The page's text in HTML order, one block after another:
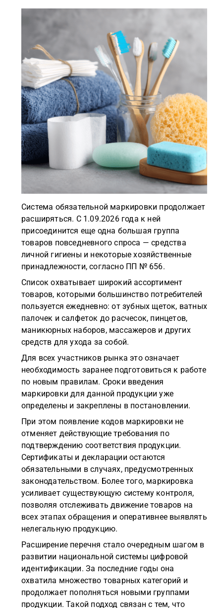
Система обязательной маркировки продолжает
расширяться. С 1.09.2026 года к ней
присоединится еще одна большая группа
товаров повседневного спроса — средства
личной гигиены и некоторые хозяйственные
принадлежности, согласно ПП № 656.
Список охватывает широкий ассортимент
товаров, которыми большинство потребителей
пользуется ежедневно: от зубных щеток, ватных
палочек и салфеток до расчесок, пинцетов,
маникюрных наборов, массажеров и других
средств для ухода за собой.
Для всех участников рынка это означает
необходимость заранее подготовиться к работе
по новым правилам. Сроки введения
маркировки для данной продукции уже
определены и закреплены в постановлении.
При этом появление кодов маркировки не
отменяет действующие требования по
подтверждению соответствия продукции.
Сертификаты и декларации остаются
обязательными в случаях, предусмотренных
законодательством. Более того, маркировка
усиливает существующую систему контроля,
позволяя отслеживать движение товаров на
всех этапах обращения и оперативнее выявлять
нелегальную продукцию.
Расширение перечня стало очередным шагом в
развитии национальной системы цифровой
идентификации. За последние годы она
охватила множество товарных категорий и
продолжает пополняться новыми группами
продукции. Такой подход связан с тем, что